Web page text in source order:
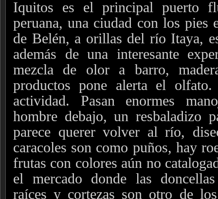
Iquitos es el principal puerto
peruana, una ciudad con los pies
de Belén, a orillas del río Itaya,
además de una interesante
mezcla de olor a barro,
productos pone alerta el
actividad. Pasan enormes
hombre debajo, un resbaladizo
parece querer volver al río,
caracoles son como puños, hay
frutas con colores aún no
el mercado donde las
raíces y cortezas son otro de